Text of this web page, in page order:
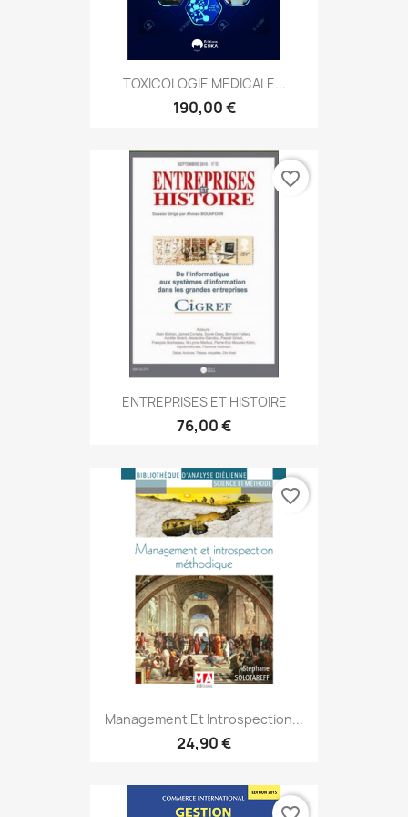
TOXICOLOGIE MEDICALE...
190,00 €
ENTREPRISES ET HISTOIRE
76,00 €
favorite_border
Management Et Introspection...
24,90 €
favorite_border